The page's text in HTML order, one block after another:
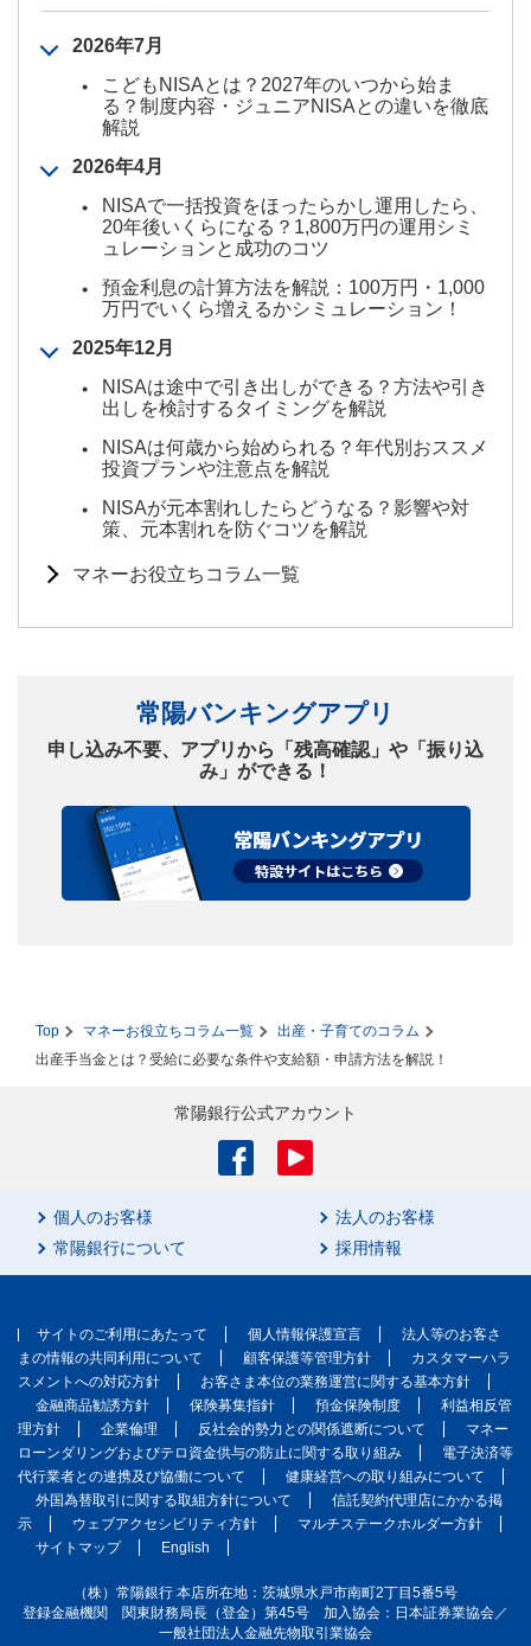
2026年7月
こどもNISAとは？2027年のいつから始ま
る？制度内容・ジュニアNISAとの違いを徹底
解説
2026年4月
NISAで一括投資をほったらかし運用したら、
20年後いくらになる？1,800万円の運用シミ
ュレーションと成功のコツ
預金利息の計算方法を解説：100万円・1,000
万円でいくら増えるかシミュレーション！
2025年12月
NISAは途中で引き出しができる？方法や引き
出しを検討するタイミングを解説
NISAは何歳から始められる？年代別おススメ
投資プランや注意点を解説
NISAが元本割れしたらどうなる？影響や対
策、元本割れを防ぐコツを解説
マネーお役立ちコラム一覧
常陽バンキングアプリ
申し込み不要、アプリから「残高確認」や「振り込
み」ができる！
Top マネーお役立ちコラム一覧
出産・子育てのコラム
出産手当金とは？受給に必要な条件や支給額・申請方法を解説！
個人のお客様
法人のお客様
常陽銀行について
採用情報
常陽銀行公式アカウント
サイトのご利用にあたって 個人情報保護宣言
法人等のお客さ
まの情報の共同利用について
顧客保護等管理方針
カスタマーハラ
スメントへの対応方針
お客さま本位の業務運営に関する基本方針
金融商品勧誘方針
保険募集指針 預金保険制度
利益相反管
理方針
企業倫理 反社会的勢力との関係遮断について
マネー
ローンダリングおよびテロ資金供与の防止に関する取り組み
電子決済等
代行業者との連携及び協働について
健康経営への取り組みについて
外国為替取引に関する取組方針について
信託契約代理店にかかる掲
示
ウェブアクセシビリティ方針
マルチステークホルダー方針
サイトマップ
English
（株）常陽銀行 本店所在地：茨城県水戸市南町2丁目5番5号
登録金融機関 関東財務局長（登金）第45号 加入協会：日本証券業協会／
一般社団法人金融先物取引業協会